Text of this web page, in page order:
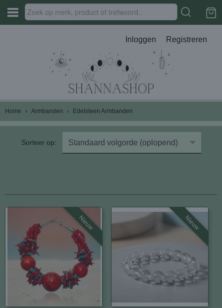
Inloggen Registreren
Home › Armbanden › Edelsteen Armbanden
Sorteer op:
Nieuw Nieuw